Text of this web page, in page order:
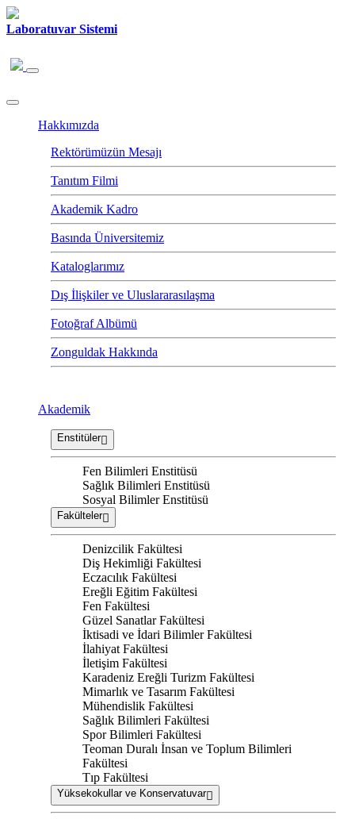
Laboratuvar Sistemi
Hakkımızda
Rektörümüzün Mesajı
Tanıtım Filmi
Akademik Kadro
Basında Üniversitemiz
Kataloglarımız
Dış İlişkiler ve Uluslararasılaşma
Fotoğraf Albümü
Zonguldak Hakkında
Akademik
Enstitüler
Fen Bilimleri Enstitüsü
Sağlık Bilimleri Enstitüsü
Sosyal Bilimler Enstitüsü
Fakülteler
Denizcilik Fakültesi
Diş Hekimliği Fakültesi
Eczacılık Fakültesi
Ereğli Eğitim Fakültesi
Fen Fakültesi
Güzel Sanatlar Fakültesi
İktisadi ve İdari Bilimler Fakültesi
İlahiyat Fakültesi
İletişim Fakültesi
Karadeniz Ereğli Turizm Fakültesi
Mimarlık ve Tasarım Fakültesi
Mühendislik Fakültesi
Sağlık Bilimleri Fakültesi
Spor Bilimleri Fakültesi
Teoman Duralı İnsan ve Toplum Bilimleri
Fakültesi
Tıp Fakültesi
Yüksekokullar ve Konservatuvar